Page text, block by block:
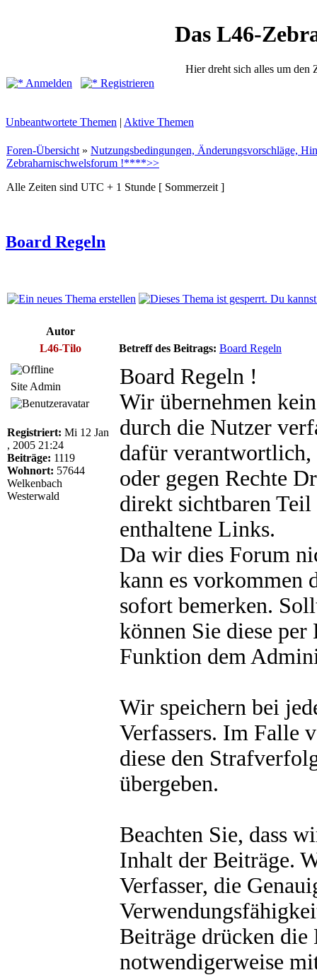
Das L46-
Hier dreht sich alles um den
Anmelden
Registrieren
Unbeantwortete Themen | Aktive Themen
Foren-Übersicht » Nutzungsbedingungen, Änderungsvorschläge,
Zebraharnischwelsforum !****>>
Alle Zeiten sind UTC + 1 Stunde [ Sommerzeit ]
Board Regeln
Autor
L46-Tilo
Betreff des Beitrags: Board Regeln
Site Admin
Registriert: Mi 12 Jan
, 2005 21:24
Beiträge: 1119
Wohnort: 57644
Welkenbach
Westerwald
Board Regeln !
Wir übernehmen
durch die Nutzer
dafür verantwortlich,
oder gegen Rechte
direkt sichtbaren
enthaltene Links.
Da wir dies Forum
kann es vorkommen
sofort bemerken.
können Sie diese
Funktion dem
Wir speichern bei
Verfassers. Im Falle
diese den
übergeben.
Beachten Sie, dass
Inhalt der Beiträge.
Verfasser, die
Beiträge drücken die
notwendigerweise